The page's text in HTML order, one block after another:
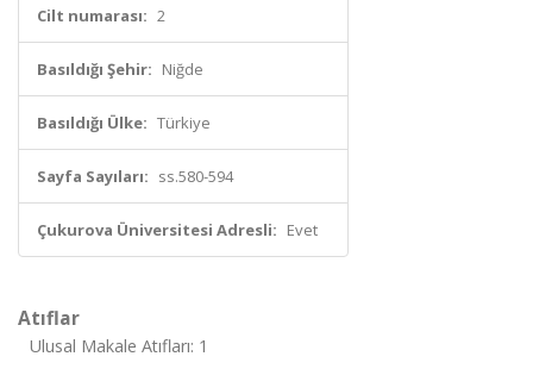
Cilt numarası: 2
Basıldığı Şehir: Niğde
Basıldığı Ülke: Türkiye
Sayfa Sayıları: ss.580-594
Çukurova Üniversitesi Adresli: Evet
Atıflar
Ulusal Makale Atıfları: 1